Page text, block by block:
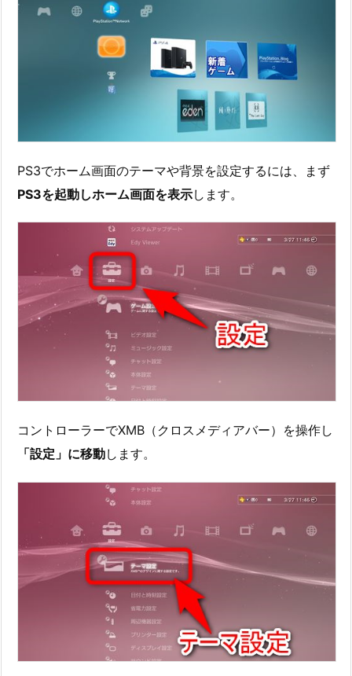
PS3でホーム画面のテーマや背景を設定するには、まず
PS3を起動しホーム画面を表示します。
コントローラーでXMB（クロスメディアバー）を操作し
「設定」に移動します。